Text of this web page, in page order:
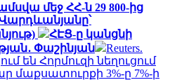
մեջ ՀՀ-ն 29 800-ից
Վարդևանյանը՝
ՀԷՑ-ը կանցնի
Փաշինյան
Reuters.
են Հորմուզի նեղուցում
մաքսատուրքի 3%-ը 7%-ի